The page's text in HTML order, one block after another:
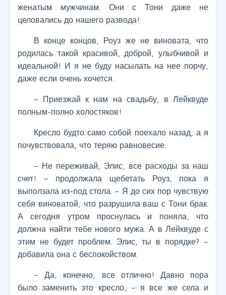
женатым мужчинам. Они с Тони даже не
целовались до нашего развода!
В конце концов, Роуз же не виновата, что
родилась такой красивой, доброй, улыбчивой и
идеальной! И я не буду насылать на нее порчу,
даже если очень хочется.
– Приезжай к нам на свадьбу, в Лейквуде
полным-полно холостяков!
Кресло будто само собой поехало назад, а я
почувствовала, что теряю равновесие.
– Не переживай, Элис, все расходы за наш
счет! – продолжала щебетать Роуз, пока я
выползала из-под стола. – Я до сих пор чувствую
себя виноватой, что разрушила ваш с Тони брак.
А сегодня утром проснулась и поняла, что
должна найти тебе нового мужа. А в Лейквуде с
этим не будет проблем. Элис, ты в порядке? –
добавила она с беспокойством.
– Да, конечно, все отлично! Давно пора
было заменить это кресло, – я все же села и